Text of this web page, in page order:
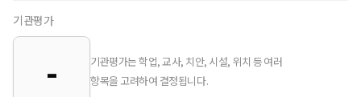
기관평가
-
기관평가는 학업, 교사, 치안, 시설, 위치 등 여러
항목을 고려하여 결정됩니다.